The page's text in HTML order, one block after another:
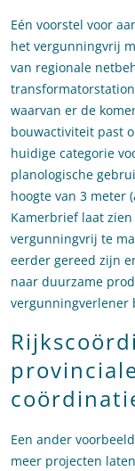
Eén voorstel voor
het vergunningvrij
van regionale
waarvan er de
bouwactiviteit past
huidige categorie
planologische
hoogte van 3 meter
Kamerbrief laat
vergunningvrij te
eerder gereed zijn
naar duurzame
vergunningverlener
Een ander
meer projecten